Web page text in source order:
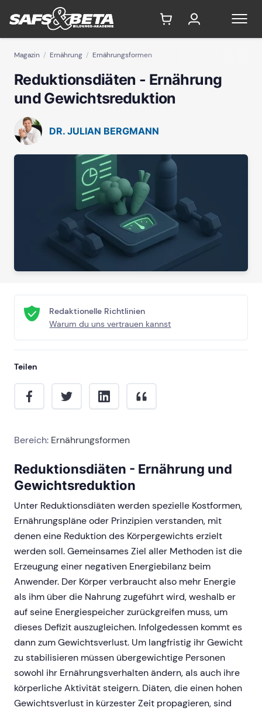
Magazin Ernährung Ernährungsformen
Reduktionsdiäten - Ernährung
und Gewichtsreduktion
DR. JULIAN BERGMANN
Redaktionelle Richtlinien
Warum du uns vertrauen kannst
Teilen
Bereich: Ernährungsformen
Reduktionsdiäten - Ernährung und
Gewichtsreduktion
Unter Reduktionsdiäten werden spezielle Kostformen,
Ernährungspläne oder Prinzipien verstanden, mit
denen eine Reduktion des Körpergewichts erzielt
werden soll. Gemeinsames Ziel aller Methoden ist die
Erzeugung einer negativen Energiebilanz beim
Anwender. Der Körper verbraucht also mehr Energie
als ihm über die Nahrung zugeführt wird, weshalb er
auf seine Energiespeicher zurückgreifen muss, um
dieses Defizit auszugleichen. Infolgedessen kommt es
dann zum Gewichtsverlust. Um langfristig ihr Gewicht
zu stabilisieren müssen übergewichtige Personen
sowohl ihr Ernährungsverhalten ändern, als auch ihre
körperliche Aktivität steigern. Diäten, die einen hohen
Gewichtsverlust in kürzester Zeit propagieren, sind